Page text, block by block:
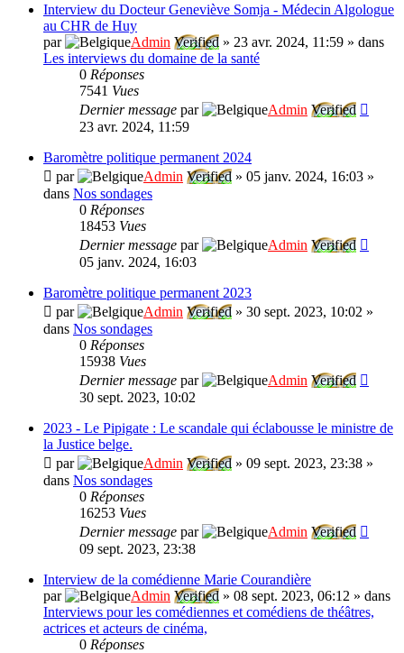
Interview du Docteur Geneviève Somja - Médecin Algologue
au CHR de Huy
par
Admin Verified » 23 avr. 2024, 11:59 » dans
Les interviews du domaine de la santé
0 Réponses
7541 Vues
Dernier message par Admin Verified
23 avr. 2024, 11:59
Baromètre politique permanent 2024
par
Admin Verified » 05 janv. 2024, 16:03 »
dans Nos sondages
0 Réponses
18453 Vues
Dernier message par Admin Verified
05 janv. 2024, 16:03
Baromètre politique permanent 2023
par
Admin Verified » 30 sept. 2023, 10:02 »
dans Nos sondages
0 Réponses
15938 Vues
Dernier message par Admin Verified
30 sept. 2023, 10:02
2023 - Le Pipigate : Le scandale qui éclabousse le ministre de
la Justice belge.
par
Admin Verified » 09 sept. 2023, 23:38 »
dans Nos sondages
0 Réponses
16253 Vues
Dernier message par Admin Verified
09 sept. 2023, 23:38
Interview de la comédienne Marie Courandière
par
Admin Verified » 08 sept. 2023, 06:12 » dans
Interviews pour les comédiennes et comédiens de théâtres,
actrices et acteurs de cinéma,
0 Réponses